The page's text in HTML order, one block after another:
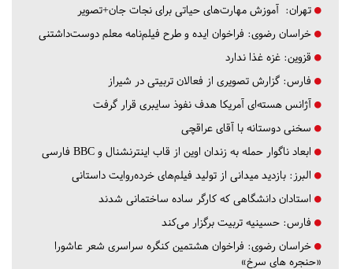
تهران: آموزش مهارت‌های حیاتی برای نجات جان+تصویر
خراسان رضوی: فراخوان ایده و طرح فیلم‌نامه معلم دوست‌داشتنی
قزوین: غزه غذا ندارد
فارس: گزارش تصویری از فعالان تربیتی در شیراز
آژانس هسته‌ای آمریکا هدف نفوذ سایبری قرار گرفت
سخنی دوستانه با آقای عراقچی
ابعاد ناگوار حمله به زندان اوین از قاب اینترنشنال و BBC فارسی
البرز: بازدید میدانی از تولید فیلم‌های خرده‌روایت داستانی
استادان دانشگاهی که کارگر ساده ساختمانی شدند
فارس: حسینیه تربیت برگزار می‌کند
خراسان رضوی: فراخوان هشتمین کنگره سراسری شعر عاشورا
«حنجره های سرخ»